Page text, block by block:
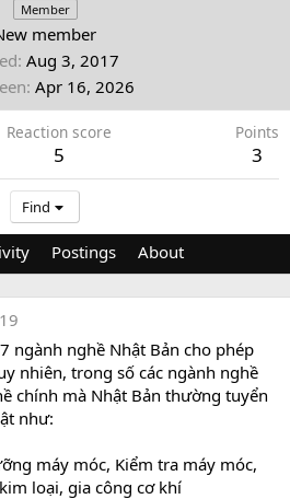
Member
member
Aug 3, 2017
Apr 16, 2026
Reaction score
5
Points
3
Find
Postings About
ngành nghề Nhật Bản cho phép
nhiên, trong số các ngành nghề
chính mà Nhật Bản thường tuyển
như:
máy móc, Kiểm tra máy móc,
loại, gia công cơ khí